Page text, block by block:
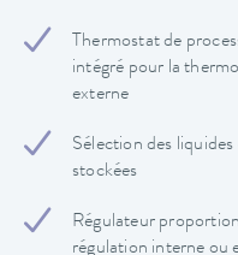
Thermostat de
intégré pour la
externe
Sélection des
stockées
Régulateur
régulation interne ou